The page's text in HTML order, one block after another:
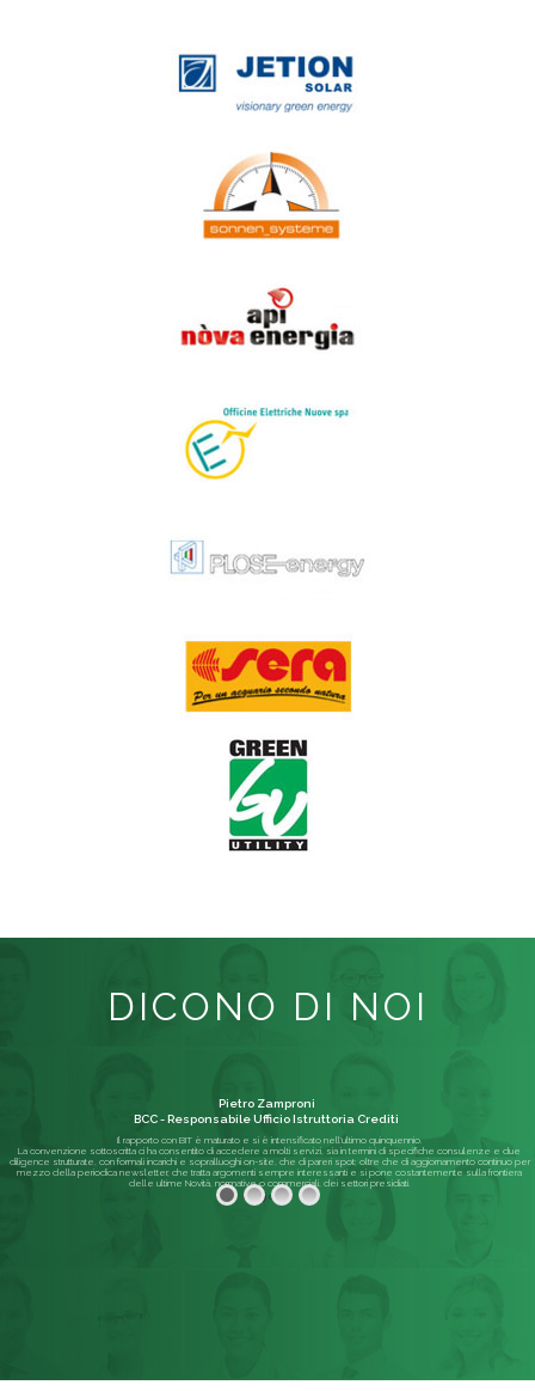
DICONO DI NOI
Il rapporto con BIT è maturato e si è intensificato nell'ultimo quinquennio.
La convenzione sottoscritta ci ha consentito di accedere a molti servizi, sia in termini di specifiche consulenze e due
diligence strutturate, con formali incarichi e sopralluoghi on-site, che di pareri spot; oltre che di aggiornamento continuo per
mezzo della periodica newsletter, che tratta argomenti sempre interessanti e si pone costantemente sulla frontiera
delle ultime Novità, normative o commerciali, dei settori presidiati.
Pietro Zamproni
BCC - Responsabile Ufficio Istruttoria Crediti
Leggi di più